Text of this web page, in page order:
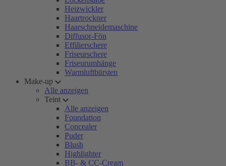
Heizwickler
Haartrockner
Haarschneidemaschine
Diffusor-Fön
Effilierschere
Friseurschere
Friseurumhänge
Warmluftbürsten
Make-up
Alle anzeigen
Teint
Alle anzeigen
Foundation
Concealer
Puder
Blush
Highlighter
BB- & CC-Cream